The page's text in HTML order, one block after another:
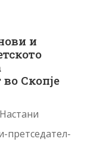
и
Скопје
Настани
претседател-